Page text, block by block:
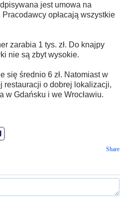
jest umowa na
opłacają wszystkie
zarabia 1 tys. zł. Do knajpy
nie są zbyt wysokie.
się średnio 6 zł. Natomiast w
restauracji o dobrej lokalizacji,
w Gdańsku i we Wrocławiu.
Share